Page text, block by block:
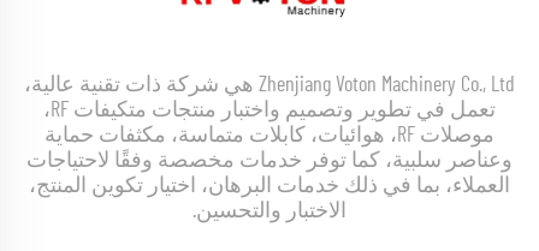
Zhenjiang Voton Machinery Co., Ltd هي شركة ذات تقنية عالية،
تعمل في تطوير وتصميم واختبار منتجات متكيفات RF،
موصلات RF، هوائيات، كابلات متماسة، مكثفات حماية
وعناصر سلبية، كما توفر خدمات مخصصة وفقًا لاحتياجات
العملاء، بما في ذلك خدمات البرهان، اختيار تكوين المنتج،
الاختبار والتحسين.